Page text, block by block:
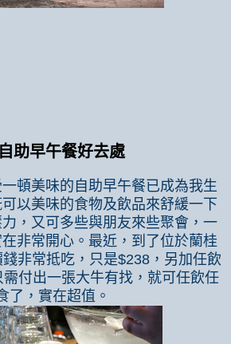
助早午餐好去處
頓美味的自助早午餐已成為我生
以美味的食物及飲品來舒緩一下
，又可多些與朋友來些聚會，一
非常開心。最近，到了位於蘭桂
錢非常抵吃，只是$238 ，另加任飲
需付出一張大牛有找，就可任飲任
了，實在超值。